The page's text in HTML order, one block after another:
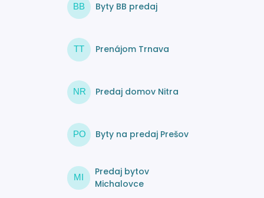
BB Byty BB predaj
TT Prenájom Trnava
NR Predaj domov Nitra
PO Byty na predaj Prešov
MI
Predaj bytov
Michalovce